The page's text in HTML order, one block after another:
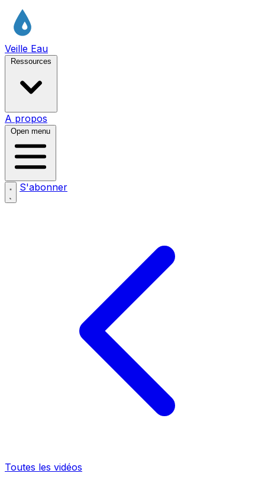
Veille Eau
Ressources
A propos
Open menu
S'abonner
Toutes les vidéos